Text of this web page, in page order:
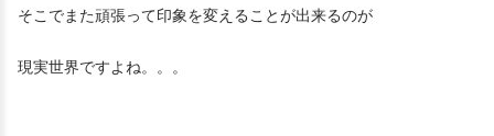
そこでまた頑張って印象を変えることが出来るのが
現実世界ですよね。。。